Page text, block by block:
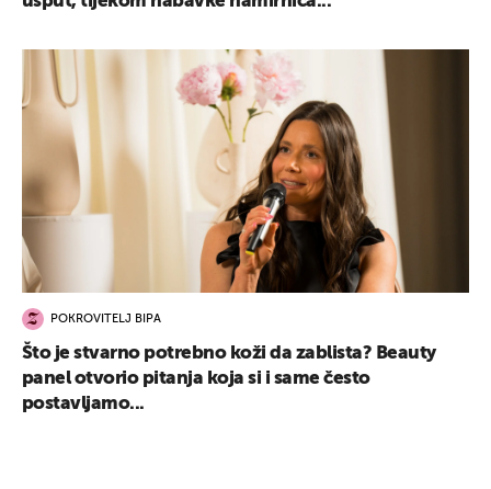
POKROVITELJ BIPA
Što je stvarno potrebno koži da zablista? Beauty
panel otvorio pitanja koja si i same često
postavljamo...